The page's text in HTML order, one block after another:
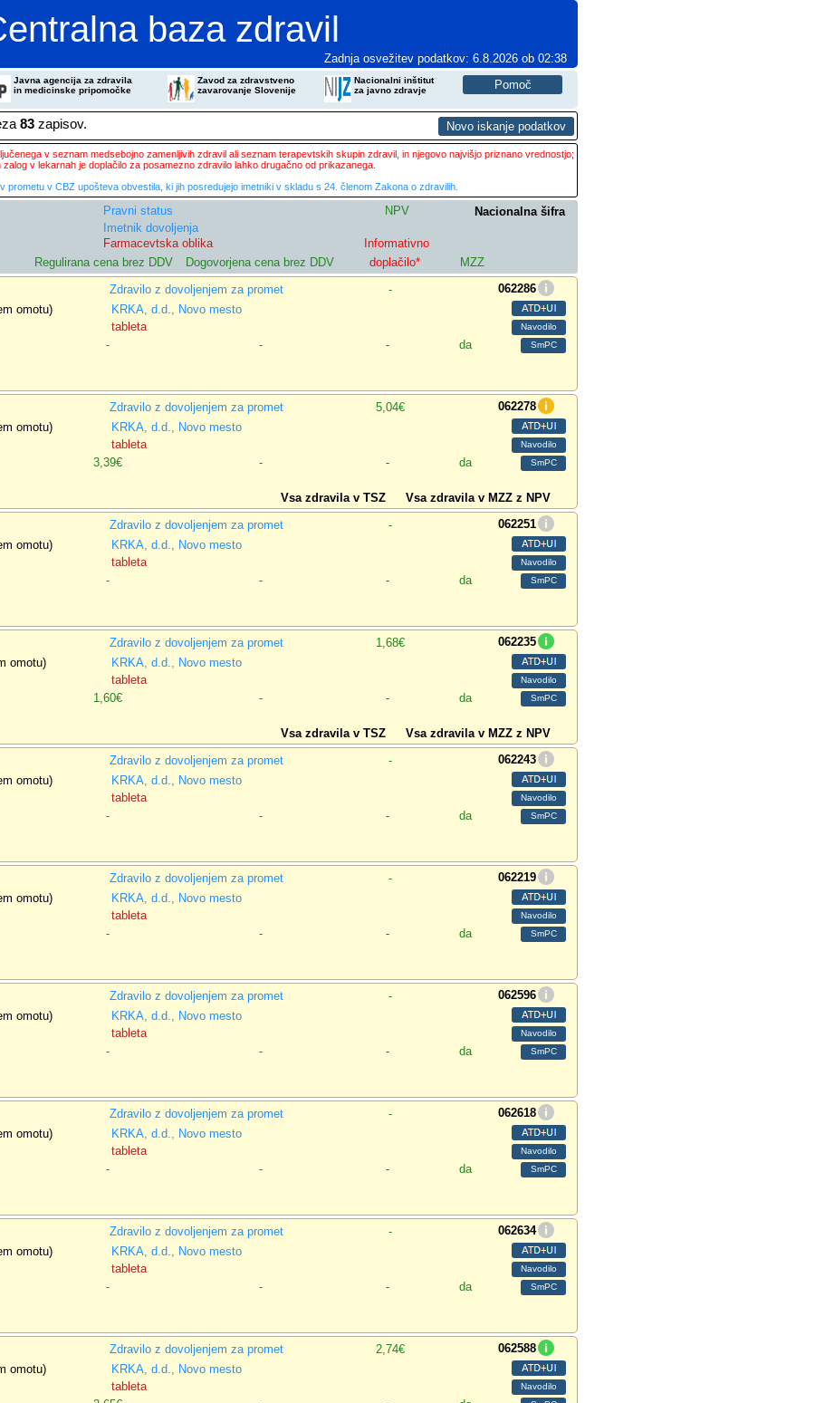
baza zdravil
Zadnja osvežitev podatkov: 6.8.2026 ob 02:38
Javna agencija za zdravila
in medicinske pripomočke
Zavod za zdravstveno
zavarovanje Slovenije
Nacionalni inštitut
za javno zdravje
83 zapisov.
v seznam medsebojno zamenljivih zdravil ali seznam terapevtskih skupin zdravil, in njegovo najvišjo priznano vrednostjo;
v lekarnah je doplačilo za posamezno zdravilo lahko drugačno od prikazanega.
v CBZ upošteva obvestila, ki jih posredujejo imetniki v skladu s 24. členom Zakona o zdravilih.
Pravni status NPV
Nacionalna šifra
Imetnik dovoljenja
Farmacevtska oblika
Informativno
Regulirana cena brez DDV Dogovorjena cena brez DDV doplačilo* MZZ
Zdravilo z dovoljenjem za promet -
062286
omotu)
KRKA, d.d., Novo mesto
tableta
- - - da
Zdravilo z dovoljenjem za promet 5,04€
062278
omotu)
KRKA, d.d., Novo mesto
tableta
3,39€ - -
da
Vsa zdravila v TSZ
Vsa zdravila v MZZ z NPV
Zdravilo z dovoljenjem za promet -
062251
omotu)
KRKA, d.d., Novo mesto
tableta
- - - da
Zdravilo z dovoljenjem za promet 1,68€
062235
omotu)
KRKA, d.d., Novo mesto
tableta
1,60€ - - da
Vsa zdravila v TSZ Vsa zdravila v MZZ z NPV
Zdravilo z dovoljenjem za promet -
062243
omotu)
KRKA, d.d., Novo mesto
tableta
- - - da
Zdravilo z dovoljenjem za promet -
062219
omotu)
KRKA, d.d., Novo mesto
tableta
- - - da
Zdravilo z dovoljenjem za promet -
062596
omotu)
KRKA, d.d., Novo mesto
tableta
- - - da
Zdravilo z dovoljenjem za promet -
062618
omotu)
KRKA, d.d., Novo mesto
tableta
- - - da
Zdravilo z dovoljenjem za promet -
062634
omotu)
KRKA, d.d., Novo mesto
tableta
- - - da
Zdravilo z dovoljenjem za promet 2,74€
062588
omotu)
KRKA, d.d., Novo mesto
tableta